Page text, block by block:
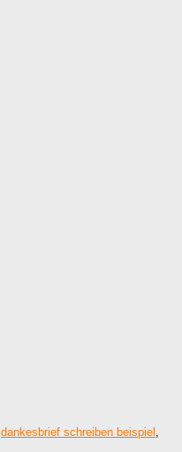
dankesbrief schreiben beispiel ,